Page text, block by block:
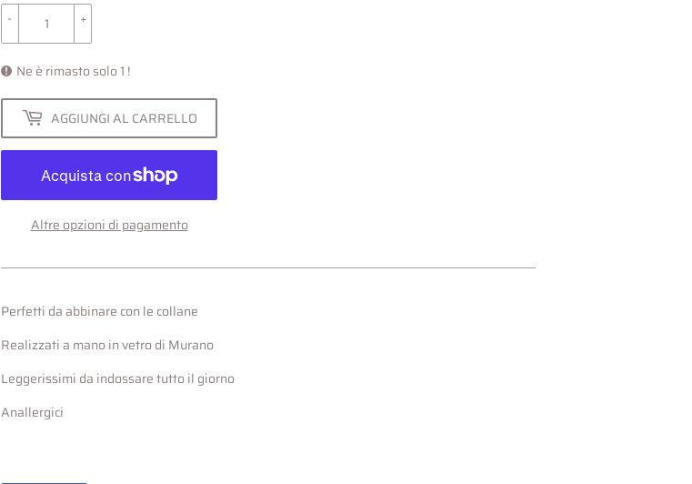
+
-
Ne è rimasto solo 1 !
AGGIUNGI AL CARRELLO
Altre opzioni di pagamento
Perfetti da abbinare con le collane
Realizzati a mano in vetro di Murano
Leggerissimi da indossare tutto il giorno
Anallergici